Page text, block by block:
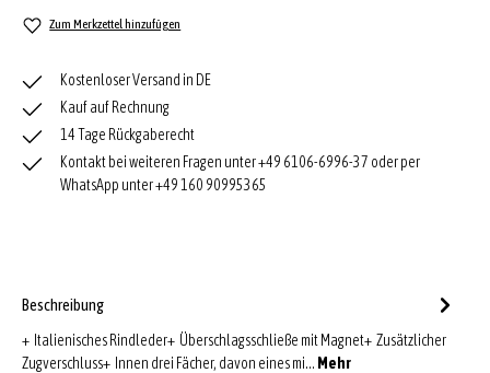
Zum Merkzettel hinzufügen
Kostenloser Versand in DE
Kauf auf Rechnung
14 Tage Rückgaberecht
Kontakt bei weiteren Fragen unter +49 6106-6996-37 oder per
WhatsApp unter +49 160 90995365
Beschreibung
+ Italienisches Rindleder+ Überschlagsschließe mit Magnet+ Zusätzlicher
Zugverschluss+ Innen drei Fächer, davon eines mi… Mehr